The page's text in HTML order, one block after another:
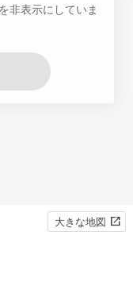
非表示にしていま
大きな地図